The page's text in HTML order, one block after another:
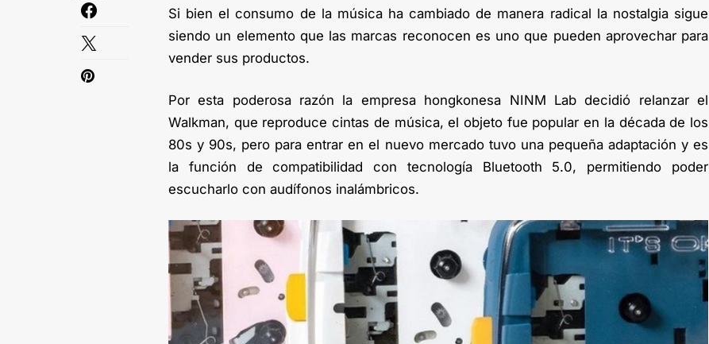
Si bien el consumo de la música ha cambiado de manera radical la nostalgia sigue
siendo un elemento que las marcas reconocen es uno que pueden aprovechar para
vender sus productos.
Por esta poderosa razón la empresa hongkonesa NINM Lab decidió relanzar el
Walkman, que reproduce cintas de música, el objeto fue popular en la década de los
80s y 90s, pero para entrar en el nuevo mercado tuvo una pequeña adaptación y es
la función de compatibilidad con tecnología Bluetooth 5.0, permitiendo poder
escucharlo con audífonos inalámbricos.